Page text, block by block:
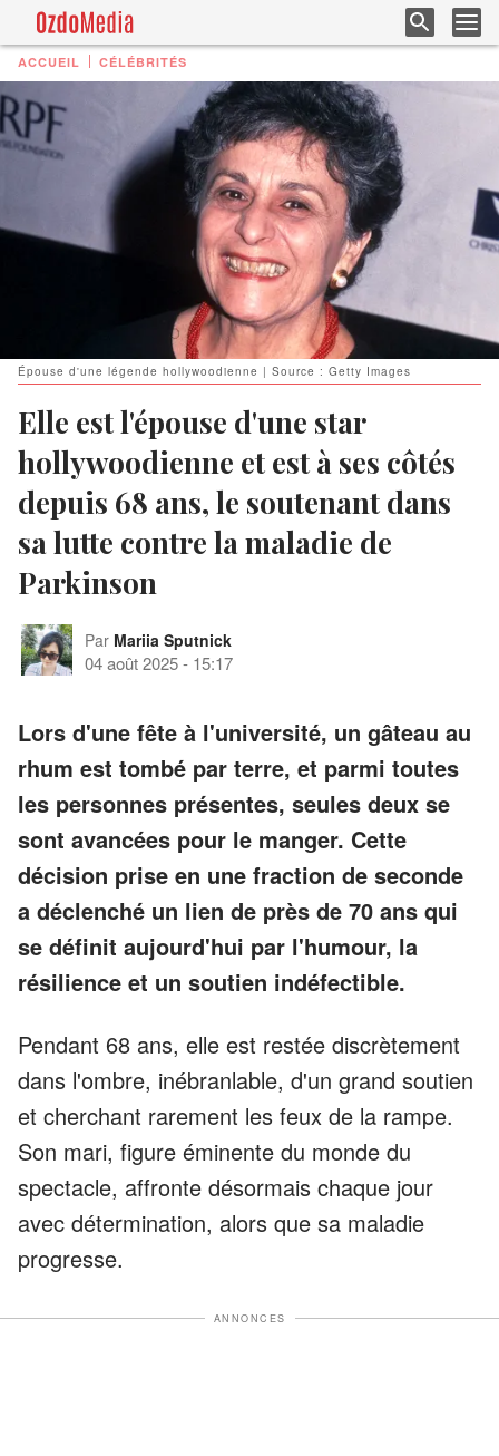
ACCUEIL CÉLÉBRITÉS
Épouse d'une légende hollywoodienne | Source : Getty Images
Elle est l'épouse d'une star
hollywoodienne et est à ses côtés
depuis 68 ans, le soutenant dans
sa lutte contre la maladie de
Parkinson
Par Mariia Sputnick
04 août 2025- 15:17
Lors d'une fête à l'université, un gâteau au
rhum est tombé par terre, et parmi toutes
les personnes présentes, seules deux se
sont avancées pour le manger. Cette
décision prise en une fraction de seconde
a déclenché un lien de près de 70 ans qui
se définit aujourd'hui par l'humour, la
résilience et un soutien indéfectible.
Pendant 68 ans, elle est restée discrètement
dans l'ombre, inébranlable, d'un grand soutien
et cherchant rarement les feux de la rampe.
Son mari, figure éminente du monde du
spectacle, affronte désormais chaque jour
avec détermination, alors que sa maladie
progresse.
ANNONCES